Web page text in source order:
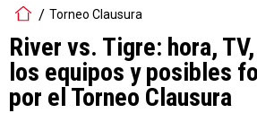
Torneo Clausura
River vs. Tigre: hora,
los equipos y posibles
por el Torneo Clausura